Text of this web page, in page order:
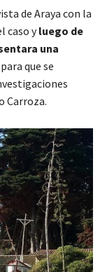
de Araya con la
caso yluego de
una
para que se
Carroza.